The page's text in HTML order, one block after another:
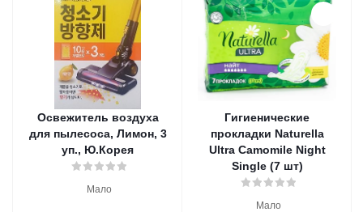
Освежитель воздуха
для пылесоса, Лимон, 3
уп., Ю.Корея
Мало
Гигиенические
прокладки Naturella
Ultra Camomile Night
Single (7 шт)
Мало